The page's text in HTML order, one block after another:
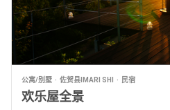
公寓/别墅 佐贺县IMARI SHI 民宿
欢乐屋全景